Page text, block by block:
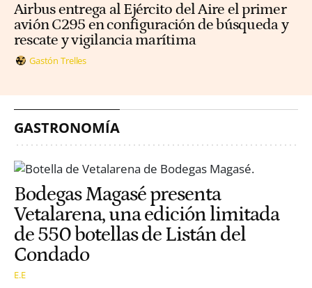
Airbus entrega al Ejército del Aire el primer
avión C295 en configuración de búsqueda y
rescate y vigilancia marítima
Gastón Trelles
GASTRONOMÍA
Bodegas Magasé presenta
Vetalarena, una edición limitada
de 550 botellas de Listán del
Condado
E.E